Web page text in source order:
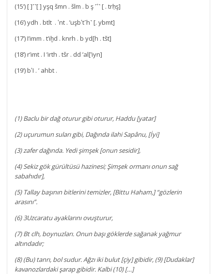
(15’) [ ]˹˺[ ] yşq šmn . šlm . b ş ˹‛˺ [ . trḥş]
(16’) ydh . btlt . ‛nt . ’uşb‛t˹h˺ [. ybmt]
(17’) I’imm . t’iḫd . knrh . b yd[h . tšt]
(18’) r’imt . I ’irth . tšr . dd ’al[’iyn]
(19’) b‛I . ’ ahbt .
(1) Baclu bir dağ oturur gibi oturur, Haddu [yatar]
(2) uçurumun suları gibi, Dağında ilahi Sapânu, [İyi]
(3) zafer dağında. Yedi şimşek [onun sesidir],
(4) Sekiz gök gürültüsü hazinesi; Şimşek ormanı onun sağ
sabahıdır],
(5) Tallay başının bitlerini temizler, [Bittu Haham,] “gözlerin
arasını”.
(6) 3Uzcaratu ayaklarını ovuşturur,
(7) Bt clh, boynuzları. Onun başı göklerde sağanak yağmur
altındadır;
(8) (Bu) tanrı, bol sudur. Ağzı iki bulut [çiy] gibidir, (9) [Dudaklar]
kavanozlardaki şarap gibidir. Kalbi (10) […]